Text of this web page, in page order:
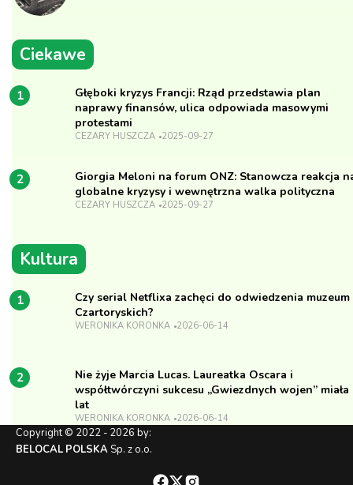
Ciekawe
1
Głęboki kryzys Francji: Rząd przedstawia plan
naprawy finansów, ulica odpowiada masowymi
protestami
CEZARY HUSZCZA 2025-09-27
2
Giorgia Meloni na forum ONZ: Stanowcza reakcja
globalne kryzysy i wewnętrzna walka polityczna
CEZARY HUSZCZA 2025-09-27
Kultura
1
Czy serial Netflixa zachęci do odwiedzenia muzeum
Czartoryskich?
WERONIKA KORONKA 2026-06-14
2
Nie żyje Marcia Lucas. Laureatka Oscara i
współtwórczyni sukcesu „Gwiezdnych wojen” miała
lat
WERONIKA KORONKA 2026-06-14
Copyright © 2022 - 2026 by:
BELOCAL POLSKA Sp. z o.o.